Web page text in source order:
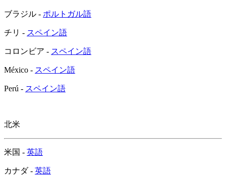
ブラジル - ポルトガル語
チリ - スペイン語
コロンビア - スペイン語
México - スペイン語
Perú - スペイン語
北米
米国 - 英語
カナダ - 英語